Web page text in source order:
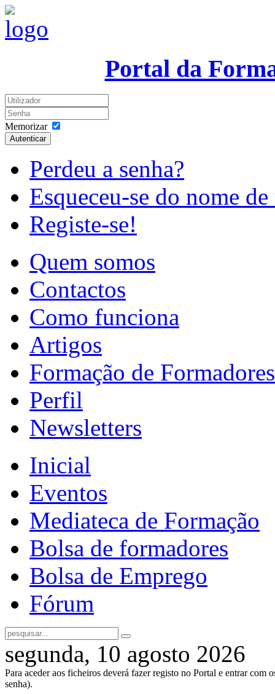
Portal da
Memorizar
Autenticar
Perdeu a senha?
Esqueceu-se do nome
Registe-se!
Quem somos
Contactos
Como funciona
Artigos
Formação de Formadores
Perfil
Newsletters
Inicial
Eventos
Mediateca de Formação
Bolsa de formadores
Bolsa de Emprego
Fórum
segunda, 10 agosto 2026
Para aceder aos ficheiros deverá fazer registo no Portal e entrar com
senha).